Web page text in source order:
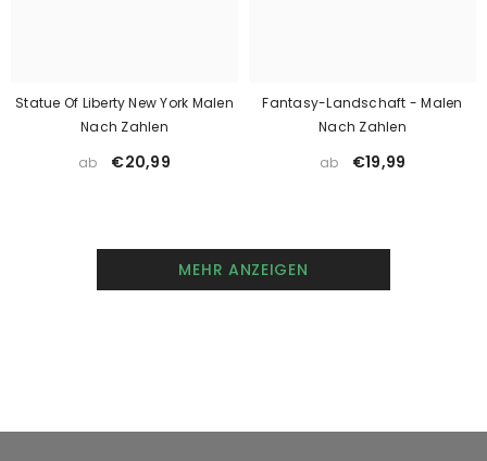
Statue Of Liberty New York Malen
Nach Zahlen
ab
€20,99
Fantasy-Landschaft - Malen
Nach Zahlen
ab
€19,99
MEHR ANZEIGEN